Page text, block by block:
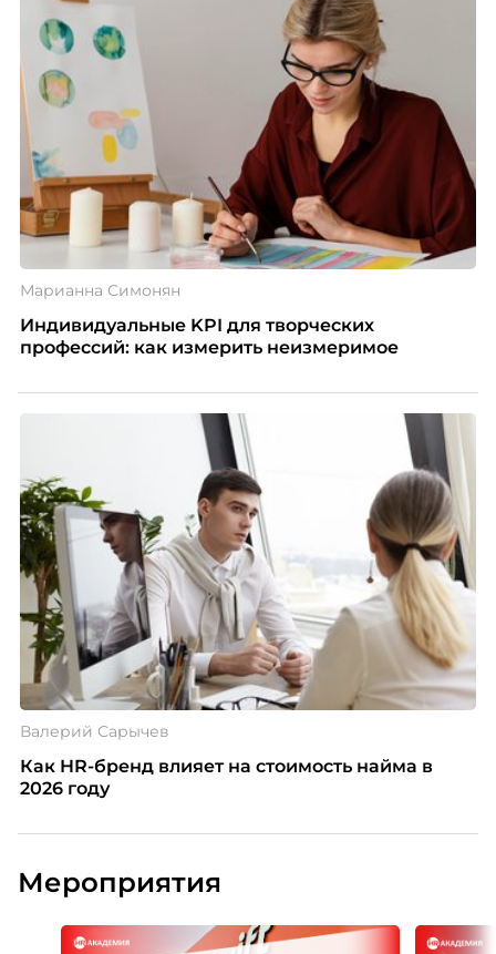
Марианна Симонян
Индивидуальные KPI для творческих
профессий: как измерить неизмеримое
Валерий Сарычев
Как HR-бренд влияет на стоимость найма в
2026 году
Мероприятия